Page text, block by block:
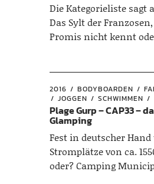
Die Kategorieliste sagt
Das Sylt der
Promis nicht kennt
2016 BODYBOARDEN
JOGGEN
SCHWIMMEN
Plage Gurp – CAP33 –
Glamping
Fest in deutscher
Stromplätze von ca.
oder? Camping